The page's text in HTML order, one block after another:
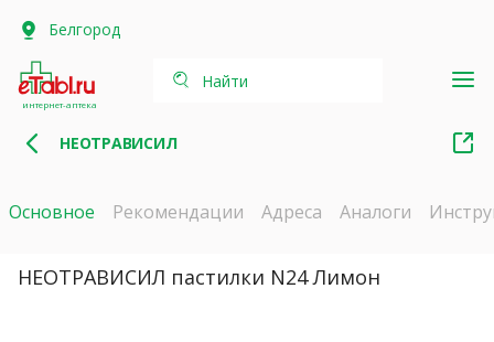
Белгород
интернет-аптека
Найти
НЕОТРАВИСИЛ
Основное Рекомендации Адреса Аналоги
НЕОТРАВИСИЛ пастилки N24 Лимон